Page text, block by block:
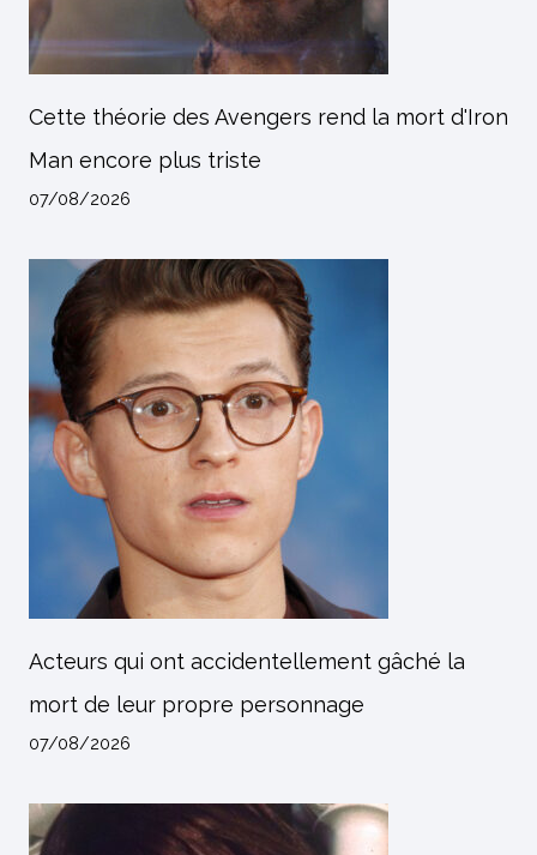
Cette théorie des Avengers rend la mort d'Iron
Man encore plus triste
07/08/2026
Acteurs qui ont accidentellement gâché la
mort de leur propre personnage
07/08/2026